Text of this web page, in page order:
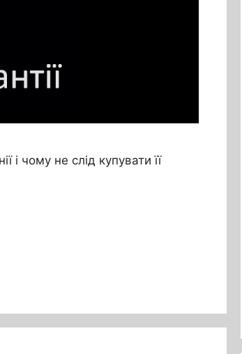
і чому не слід купувати її